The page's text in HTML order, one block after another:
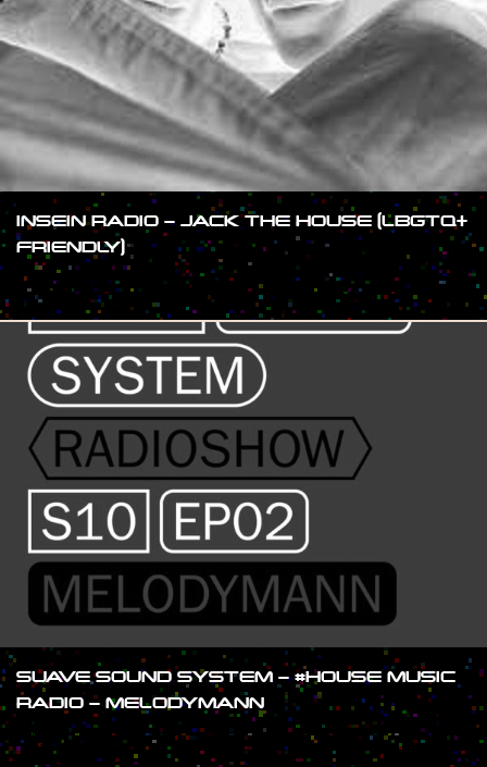
INSEIN RADIO – JACK THE HOUSE (LBGTQ+
FRIENDLY)
#SHOW
SUAVE SOUND SYSTEM – #HOUSE MUSIC
RADIO – MELODYMANN
#SHOW